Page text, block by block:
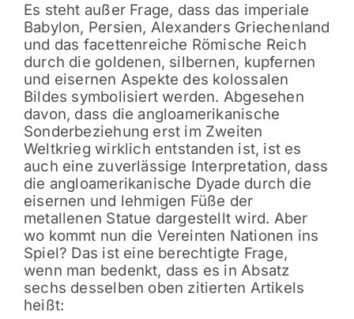
Es steht außer Frage, dass das imperiale
Babylon, Persien, Alexanders Griechenland
und das facettenreiche Römische Reich
durch die goldenen, silbernen, kupfernen
und eisernen Aspekte des kolossalen
Bildes symbolisiert werden. Abgesehen
davon, dass die angloamerikanische
Sonderbeziehung erst im Zweiten
Weltkrieg wirklich entstanden ist, ist es
auch eine zuverlässige Interpretation, dass
die angloamerikanische Dyade durch die
eisernen und lehmigen Füße der
metallenen Statue dargestellt wird. Aber
wo kommt nun die Vereinten Nationen ins
Spiel? Das ist eine berechtigte Frage,
wenn man bedenkt, dass es in Absatz
sechs desselben oben zitierten Artikels
heißt: